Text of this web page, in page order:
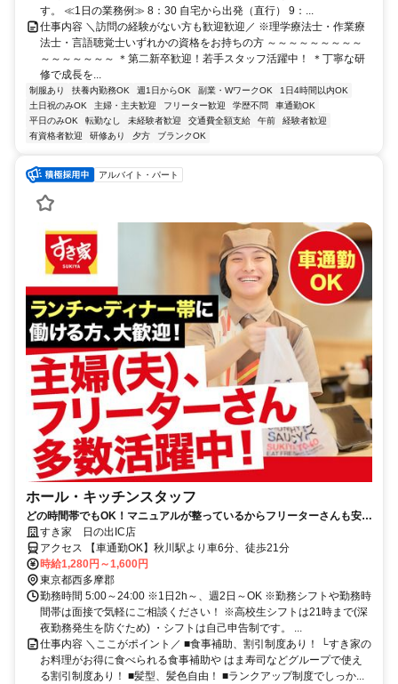
す。 ≪1日の業務例≫ 8：30 自宅から出発（直行） 9：...
仕事内容 ＼訪問の経験がない方も歓迎歓迎／ ※理学療法士・作業療
法士・言語聴覚士いずれかの資格をお持ちの方 ～～～～～～～～～
～～～～～～～ ＊第二新卒歓迎！若手スタッフ活躍中！ ＊丁寧な研
修で成長を...
制服あり 扶養内勤務OK 週1日からOK 副業・WワークOK
1日4時間以内OK
土日祝のみOK
主婦・主夫歓迎 フリーター歓迎 学歴不問
車通勤OK
平日のみOK
転勤なし 未経験者歓迎 交通費全額支給 午前
経験者歓迎
有資格者歓迎
研修あり 夕方 ブランクOK
アルバイト・パート
ホール・キッチンスタッフ
どの時間帯でもOK！マニュアルが整っているからフリーターさんも安心
です♪すき家 日の出IC店
アクセス 【車通勤OK】秋川駅より車6分、徒歩21分
時給1,280円～1,600円
東京都西多摩郡
勤務時間 5:00～24:00 ※1日2h～、週2日～OK ※勤務シフトや勤務時
間帯は面接で気軽にご相談ください！ ※高校生シフトは21時まで(深
夜勤務発生を防ぐため) ・シフトは自己申告制です。 ...
仕事内容 ＼ここがポイント／ ■食事補助、割引制度あり！ └すき家の
お料理がお得に食べられる食事補助や はま寿司などグループで使え
る割引制度あり！ ■髪型、髪色自由！ ■ランクアップ制度でしっか...